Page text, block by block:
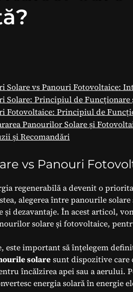
Solare vs Panouri Fotovoltaice:
Solare: Principiul de Funcționare
Fotovoltaice: Principiul de
Panourilor Solare și
și Recomandări
vs Panouri
regenerabilă a devenit o
alegerea între panourile
și dezavantaje. În acest articol,
solare și fotovoltaice,
este important să înțelegem
solaresunt dispozitive care
încălzirea apei sau a aerului.
energia solară în energie